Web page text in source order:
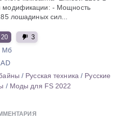
модификации: - Мощность
лошадиных сил...
20 3
Мб
/ Русская техника/ Русские
/ Моды для FS 2022